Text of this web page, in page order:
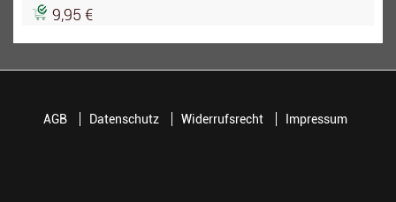
9,95 €
AGB Datenschutz Widerrufsrecht Impressum